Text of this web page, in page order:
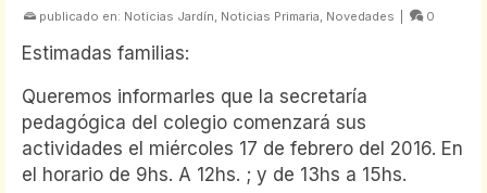
publicado en: Noticias Jardín, Noticias Primaria, Novedades 0
Estimadas familias:
Queremos informarles que la secretaría
pedagógica del colegio comenzará sus
actividades el miércoles 17 de febrero del 2016. En
el horario de 9hs. A 12hs. ; y de 13hs a 15hs.